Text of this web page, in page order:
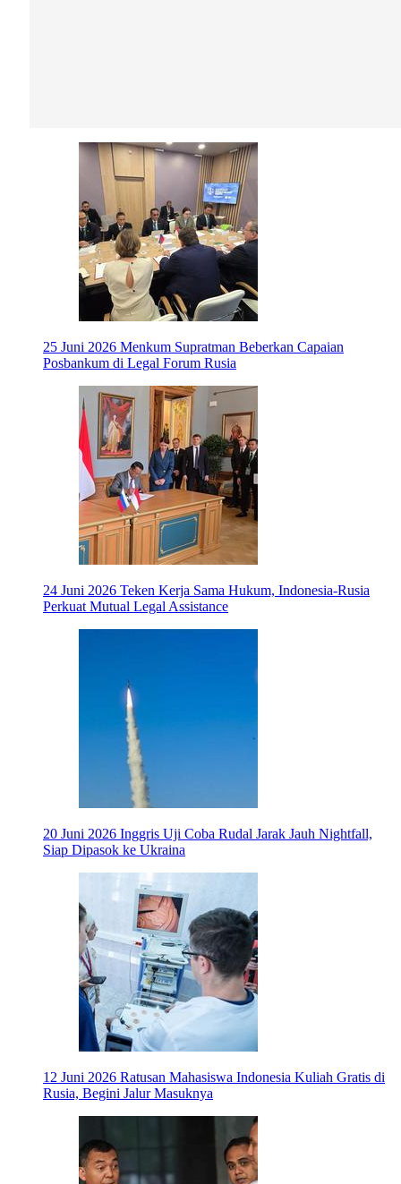
25 Juni 2026 Menkum Supratman Beberkan Capaian
Posbankum di Legal Forum Rusia
24 Juni 2026 Teken Kerja Sama Hukum, Indonesia-Rusia
Perkuat Mutual Legal Assistance
20 Juni 2026 Inggris Uji Coba Rudal Jarak Jauh Nightfall,
Siap Dipasok ke Ukraina
12 Juni 2026 Ratusan Mahasiswa Indonesia Kuliah Gratis di
Rusia, Begini Jalur Masuknya